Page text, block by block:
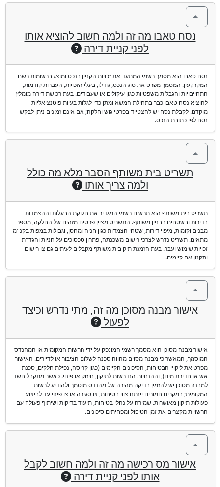
נסח טאבו מה זה ולמה חשוב להוציא אותו
לפני קניית דירה
נסח טאבו הוא מסמך רשמי המתעד את זכויות הקניין בנכס ומוצג ברשומות רשם
המקרקעין. המסמך מפרט את סוג הנכס, גודלו, בעלי הזכויות, העברות קודמות,
התחייבויות והגבלות משפטיות כגון עיקולים או שעבודים. בעת רכישת דירה מומלץ
להוציא נסח טאבו כבר בתחילת המשא ומתן כדי לגלות בעיות פוטנציאליות
מוקדם. לקבלת נסח יש להצטייד בפרטי גוש וחלקה; אם אינם זמינים ניתן לבקש
נסח לפי כתובת הנכס.
תשריט בית משותף הסבר מלא מה כולל
ולמה צריך אותו
תשריט בית משותף הוא תרשים רשמי המגדיר את חלוקת הבעלות וההצמדות
בדירות ובשטחים בבניין משותף. התשריט מציין פרטים מזהים של החלקה, מספר
מבנים וקומות, מיפוי דירות, שטחי הצמדות כגון חניה ומחסן, וגבולות במפות בקנ''מ
מתאים. תשריט נדרש לצרכי רישום משכנתה, פתרון סכסוכים על חניות והגדרת
זכויות שימוש ועבר. בעת הזמנת תיק בית משותף מקבלים לעיתים גם צו רישום
ותקנון אם קיימים.
אישור מבנה מסוכן מה זה, מתי נדרש וכיצד
לפעול
אישור מבנה מסוכן הוא מסמך רשמי המונפק על ידי הרשות המקומית או המהנדס
המוסמך, המאשר כי מבנה מסוים מהווה סכנה לשלום הציבור או לדיירים. האישור
מפרט את ליקויי הבטיחות, הסיכונים הקיימים (כגון קריסה, נפילת חלקים, סכנת
אש או חדירת מים), וההנחיות הנדרשות לתיקון, חיזוק או פינוי. כאשר מתקבל חשד
למבנה מסוכן יש להזמין בדיקה מהירה של מהנדס מוסמך ולהודיע לרשות
המקומית; במקרים חמורים יינתנו צווי בטיחות, צו סגירה או צו פינוי עד לביצוע
פעולות תיקון מאושרות. שמירה על נהלי בטיחות, תיעוד בדיקות ושיתוף פעולה עם
הרשויות מקצרים את זמן הטיפול ומפחיתים סיכונים.
אישור מס רכישה מה זה ולמה חשוב לקבל
אותו לפני קניית דירה